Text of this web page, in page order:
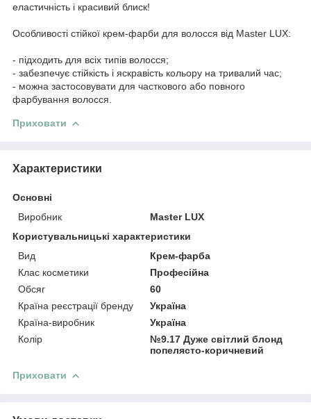
еластичність і красивий блиск!
Особливості стійкої крем-фарби для волосся від Master LUX:
- підходить для всіх типів волосся;
- забезпечує стійкість і яскравість кольору на тривалий час;
- можна застосовувати для часткового або повного
фарбування волосся.
Приховати
Характеристики
Основні
Виробник
Master LUX
Користувальницькі характеристики
Вид
Крем-фарба
Клас косметики
Професійна
Обсяг
60
Країна реєстрації бренду
Україна
Країна-виробник
Україна
Колір
№9.17 Дуже світлий блонд
попелясто-коричневий
Приховати